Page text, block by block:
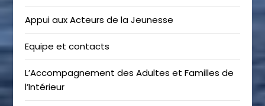
Appui aux Acteurs de la Jeunesse
Equipe et contacts
L’Accompagnement des Adultes et Familles de
l’Intérieur